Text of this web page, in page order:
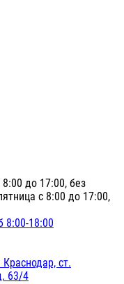
до 17:00, без
с 8:00 до 17:00,
8:00-18:00
ст.
63/4